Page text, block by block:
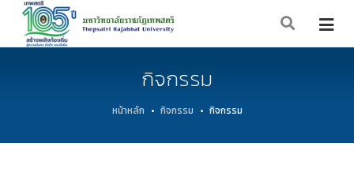
กิจกรรม
หน้าหลัก กิจกรรม กิจกรรม